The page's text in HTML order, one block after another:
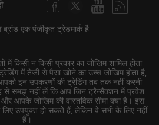
ब्रांड एक पंजीकृत ट्रेडमार्क है
में किसी न किसी प्रकार का जोखिम शामिल होता
ट्रेडिंग में तेजी से पैसा खोने का उच्च जोखिम होता है,
इन उपकरणों की ट्रेडिंग तब तक नहीं करनी
से समझ नहीं लें कि आप जिन ट्रैन्सैक्शन में प्रवेश
आपके जोखिम की वास्तविक सीमा क्या है। इस
उपयुक्त हो सकते हैं, लेकिन वे सभी के लिए नहीं
हैं।